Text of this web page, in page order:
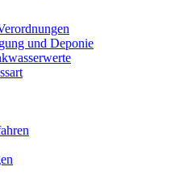
und Deponie